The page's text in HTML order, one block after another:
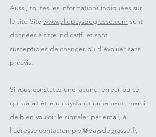
Aussi, toutes les informations indiquées sur
le site Site www.pliepaysdegrasse.com sont
données à titre indicatif, et sont
susceptibles de changer ou d’évoluer sans
préavis.
Si vous constatez une lacune, erreur ou ce
qui parait être un dysfonctionnement, merci
de bien vouloir le signaler par email, à
l’adresse contactemploi@paysdegrasse.fr,